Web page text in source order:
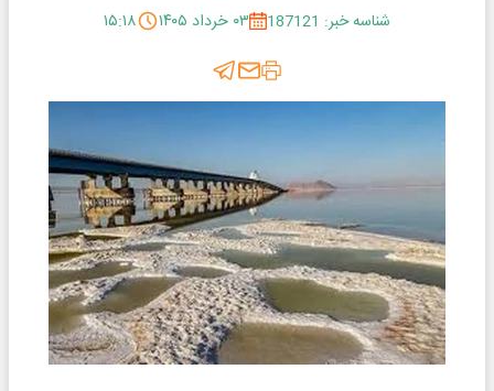
شناسه خبر: 187121
۰۳ خرداد ۱۴۰۵ ۱۵:۱۸